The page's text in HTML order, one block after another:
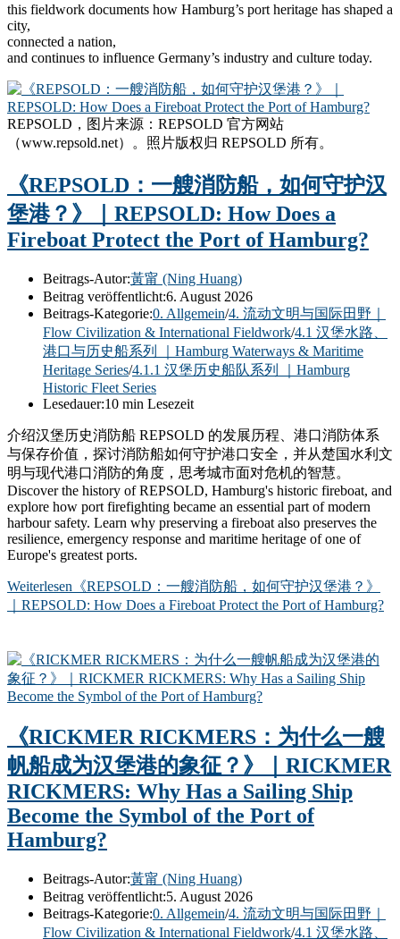
this fieldwork documents how Hamburg’s port heritage has shaped a
city,
connected a nation,
and continues to influence Germany’s industry and culture today.
REPSOLD，图片来源：REPSOLD 官方网站
（www.repsold.net）。照片版权归 REPSOLD 所有。
《REPSOLD：一艘消防船，如何守护汉
堡港？》｜REPSOLD: How Does a
Fireboat Protect the Port of Hamburg?
Beitrags-Autor:黃甯 (Ning Huang)
Beitrag veröffentlicht:6. August 2026
Beitrags-Kategorie:0. Allgemein/4. 流动文明与国际田野｜
Flow Civilization & International Fieldwork/4.1 汉堡水路、
港口与历史船系列 ｜Hamburg Waterways & Maritime
Heritage Series/4.1.1 汉堡历史船队系列 ｜Hamburg
Historic Fleet Series
Lesedauer:10 min Lesezeit
介绍汉堡历史消防船 REPSOLD 的发展历程、港口消防体系
与保存价值，探讨消防船如何守护港口安全，并从楚国水利文
明与现代港口消防的角度，思考城市面对危机的智慧。
Discover the history of REPSOLD, Hamburg's historic fireboat, and
explore how port firefighting became an essential part of modern
harbour safety. Learn why preserving a fireboat also preserves the
resilience, emergency response and maritime heritage of one of
Europe's greatest ports.
Weiterlesen 《REPSOLD：一艘消防船，如何守护汉堡港？》
｜REPSOLD: How Does a Fireboat Protect the Port of Hamburg?
《RICKMER RICKMERS：为什么一艘
帆船成为汉堡港的象征？》｜RICKMER
RICKMERS: Why Has a Sailing Ship
Become the Symbol of the Port of
Hamburg?
Beitrags-Autor:黃甯 (Ning Huang)
Beitrag veröffentlicht:5. August 2026
Beitrags-Kategorie:0. Allgemein/4. 流动文明与国际田野｜
Flow Civilization & International Fieldwork/4.1 汉堡水路、